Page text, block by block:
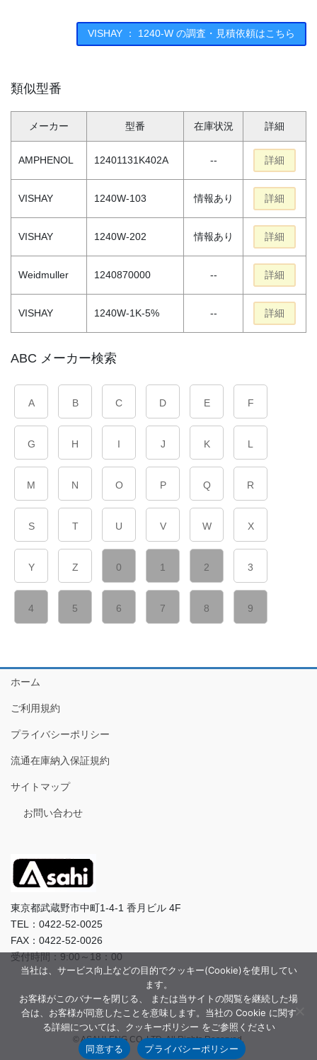
VISHAY ： 1240-W の調査・見積依頼はこちら
類似型番
メーカー 型番 在庫状況 詳細
AMPHENOL 12401131K402A -- 詳細
VISHAY 1240W-103 情報あり 詳細
VISHAY 1240W-202 情報あり 詳細
Weidmuller 1240870000 -- 詳細
VISHAY 1240W-1K-5% -- 詳細
ABC メーカー検索
A B C D E F
G H I J K L
M N O P Q R
S T U V W X
Y Z 0 1 2 3
4 5 6 7 8 9
ホーム
ご利用規約
プライバシーポリシー
流通在庫納入保証規約
サイトマップ
お問い合わせ
東京都武蔵野市中町1-4-1 香月ビル 4F
TEL：0422-52-0025
FAX：0422-52-0026
受付時間：9:00～18：00
© ASAHI-ENG CO.,LTD. All Rights Reserved.
当社は、サービス向上などの目的でクッキー(Cookie)を使用してい
ます。
お客様がこのバナーを閉じる、 または当サイトの閲覧を継続した場
合は、お客様が同意したことを意味します。当社の Cookie に関す
る詳細については、クッキーポリシー をご参照ください
同意する
プライバシーポリシー